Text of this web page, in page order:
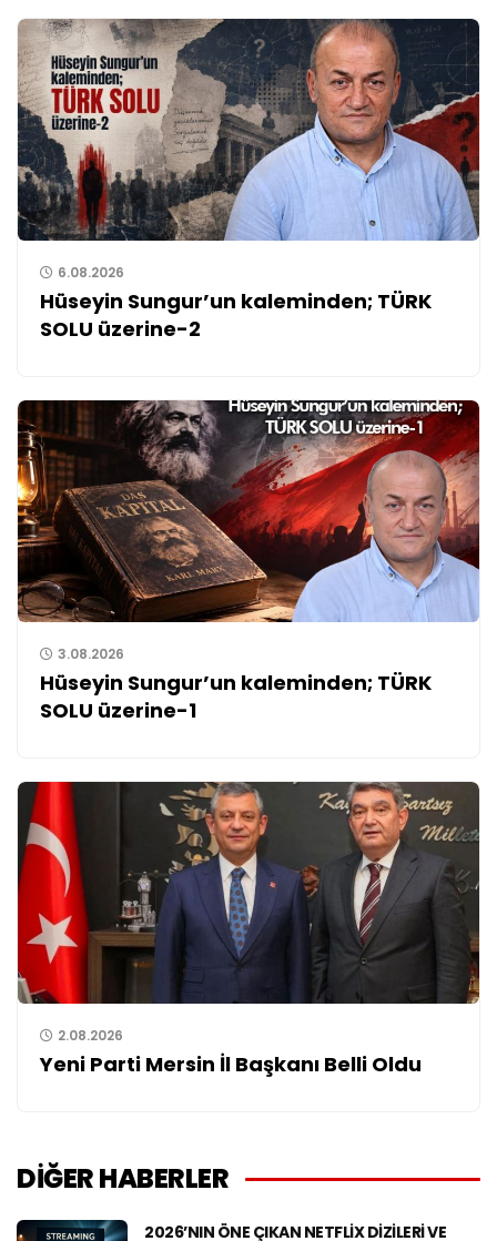
6.08.2026
Hüseyin Sungur’un kaleminden; TÜRK
SOLU üzerine-2
3.08.2026
Hüseyin Sungur’un kaleminden; TÜRK
SOLU üzerine-1
2.08.2026
Yeni Parti Mersin İl Başkanı Belli Oldu
DİĞER HABERLER
2026’NIN ÖNE ÇIKAN NETFLIX DIZILERI VE